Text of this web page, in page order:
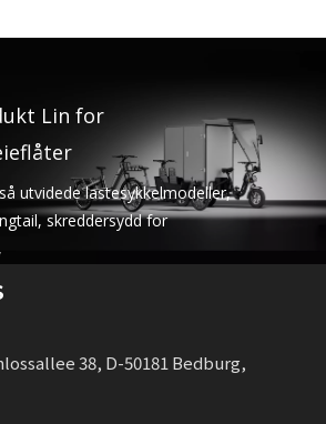
Lin for
utvidede lastesykkelmodeller,
skreddersydd for
38, D-50181 Bedburg,